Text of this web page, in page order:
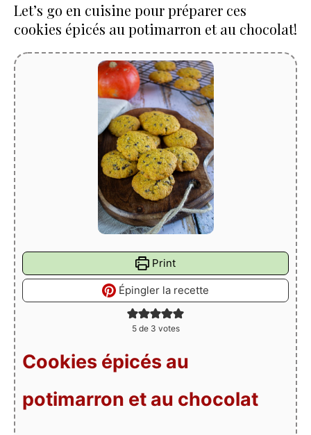
Let’s go en cuisine pour préparer ces
cookies épicés au potimarron et au chocolat!
Print
Épingler la recette
5de 3 votes
Cookies épicés au
potimarron et au chocolat